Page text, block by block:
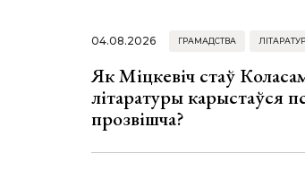
04.08.2026 ГРАМАДСТВА
Як Міцкевіч стаў
літаратуры карыстаўся
прозвішча?